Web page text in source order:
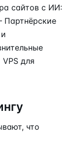
сайтов с ИИ:
Партнёрские
для
что